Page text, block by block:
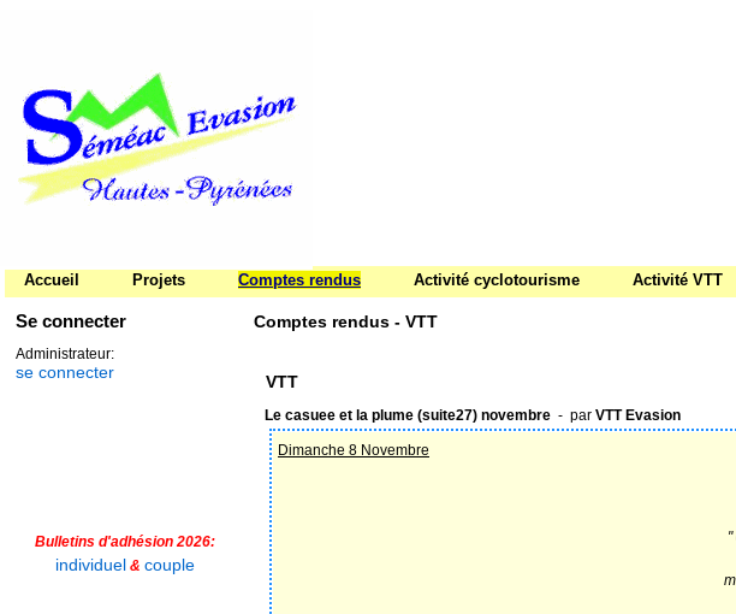
Accueil Projets Comptes rendus Activité cyclotourisme Activité VTT
Se connecter
Administrateur:
se connecter
Bulletins d'adhésion 2026:
individuel & couple
Comptes rendus - VTT
VTT
Le casuee et la plume (suite27) novembre - par VTT Evasion
Dimanche 8 Novembre